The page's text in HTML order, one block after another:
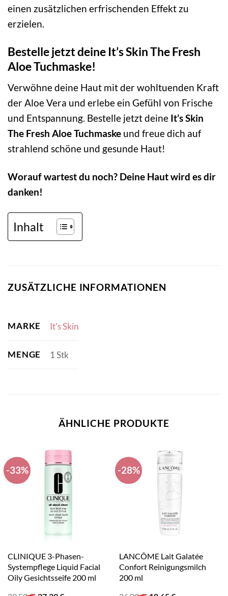
einen zusätzlichen erfrischenden Effekt zu
erzielen.
Bestelle jetzt deine It’s Skin The Fresh
Aloe Tuchmaske!
Verwöhne deine Haut mit der wohltuenden Kraft
der Aloe Vera und erlebe ein Gefühl von Frische
und Entspannung. Bestelle jetzt deine It’s Skin
The Fresh Aloe Tuchmaske und freue dich auf
strahlend schöne und gesunde Haut!
Worauf wartest du noch? Deine Haut wird es dir
danken!
Inhalt
ZUSÄTZLICHE INFORMATIONEN
MARKE It's Skin
MENGE 1 Stk
ÄHNLICHE PRODUKTE
-33%
CLINIQUE 3-Phasen-
Systempflege Liquid Facial
Oily Gesichtsseife 200 ml
-28%
LANCÔME Lait Galatée
Confort Reinigungsmilch
200 ml